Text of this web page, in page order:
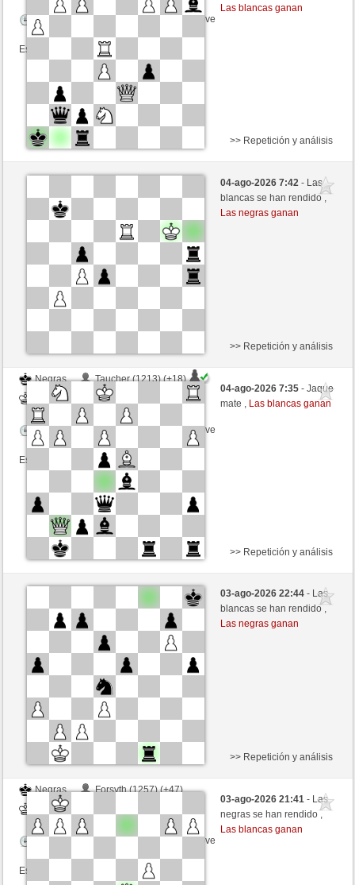
Tiempo: 9 minutes/side + 9 seconds/move
Esta partida es por puntos
Las blancas ganan
Blancas
Pinares (1282) (+14)
Tiempo: 9 minutes/side + 9 seconds/move
Esta partida es por puntos
>> Repetición y análisis
04-ago-2026 7:42- Las
blancas se han rendido ,
Las negras ganan
Negras
Taucher (1213) (+18)
Blancas
Fliese (1256) (-18)
Tiempo: 9 minutes/side + 9 seconds/move
Esta partida es por puntos
>> Repetición y análisis
04-ago-2026 7:35- Jaque
mate , Las blancas ganan
Blancas
991590 (1398) (+10)
Fliese (1266) (-10)
Tiempo: 9 minutes/side + 9 seconds/move
Esta partida es por puntos
>> Repetición y análisis
03-ago-2026 22:44- Las
blancas se han rendido ,
Las negras ganan
Negras
Forsyth (1257) (+47)
Blancas
Tiempo: 9 minutes/side + 9 seconds/move
Esta partida es por puntos
>> Repetición y análisis
03-ago-2026 21:41- Las
negras se han rendido ,
Las blancas ganan